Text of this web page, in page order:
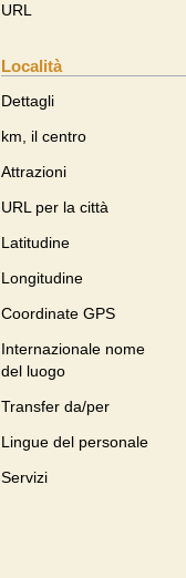
URL
Località
Dettagli
km, il centro
Attrazioni
URL per la città
Latitudine
Longitudine
Coordinate GPS
Internazionale nome
del luogo
Transfer da/per
Lingue del personale
Servizi